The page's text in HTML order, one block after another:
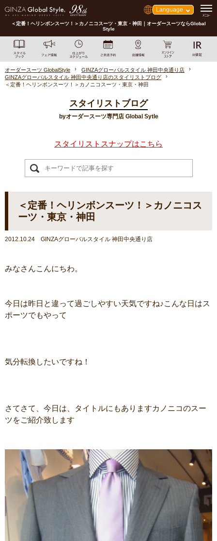
Language
＜定番！ヘリンボンスーツ！＞カノニコスーツ・東京・神田｜オーダースーツならGlobal
Style
オーダースーツ GlobalStyle
GINZAグローバルスタイル 神田中央通り店
GINZAグローバルスタイル 神田中央通り店のスタイリストブログ
＜定番！ヘリンボンスーツ！＞カノニコスーツ・東京・神田
スタイリストブログ
byオーダースーツ専門店 Global Sytle
スタイリストスナップはこちら
＜定番！ヘリンボンスーツ！＞カノニコス
ーツ・東京・神田
2012.10.24 GINZAグローバルスタイル 神田中央通り店
みなさんこんにちわ。
今日は昨日と違って過ごしやすい天気ですね♪こんな日はス
ポーツでもやって
気分転換したいですね！
さてさて、今日は、タイトルにもありますカノニコのスー
ツをご紹介致します